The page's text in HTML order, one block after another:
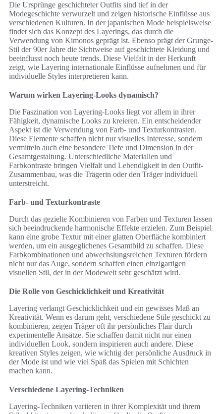
Die Ursprünge geschichteter Outfits sind tief in der
Modegeschichte verwurzelt und zeigen historische Einflüsse aus
verschiedenen Kulturen. In der japanischen Mode beispielsweise
findet sich das Konzept des Layerings, das durch die
Verwendung von Kimonos geprägt ist. Ebenso prägt der Grunge-
Stil der 90er Jahre die Sichtweise auf geschichtete Kleidung und
beeinflusst noch heute trends. Diese Vielfalt in der Herkunft
zeigt, wie Layering internationale Einflüsse aufnehmen und für
individuelle Styles interpretieren kann.
Warum wirken Layering-Looks dynamisch?
Die Faszination von Layering-Looks liegt vor allem in ihrer
Fähigkeit, dynamische Looks zu kreieren. Ein entscheidender
Aspekt ist die Verwendung von Farb- und Texturkontrasten.
Diese Elemente schaffen nicht nur visuelles Interesse, sondern
vermitteln auch eine besondere Tiefe und Dimension in der
Gesamtgestaltung. Unterschiedliche Materialien und
Farbkontraste bringen Vielfalt und Lebendigkeit in den Outfit-
Zusammenbau, was die Trägerin oder den Träger individuell
unterstreicht.
Farb- und Texturkontraste
Durch das gezielte Kombinieren von Farben und Texturen lassen
sich beeindruckende harmonische Effekte erzielen. Zum Beispiel
kann eine grobe Textur mit einer glatten Oberfläche kombiniert
werden, um ein ausgeglichenes Gesamtbild zu schaffen. Diese
Farbkombinationen und abwechslungsreichen Texturen fördern
nicht nur das Auge, sondern schaffen einen einzigartigen
visuellen Stil, der in der Modewelt sehr geschätzt wird.
Die Rolle von Geschicklichkeit und Kreativität
Layering verlangt Geschicklichkeit und ein gewisses Maß an
Kreativität. Wenn es darum geht, verschiedene Stile geschickt zu
kombinieren, zeigen Träger oft ihr persönliches Flair durch
experimentelle Ansätze. Sie schaffen damit nicht nur einen
individuellen Look, sondern inspirieren auch andere. Diese
kreativen Styles zeigen, wie wichtig der persönliche Ausdruck in
der Mode ist und wie viel Spaß das Spielen mit Schichten
machen kann.
Verschiedene Layering-Techniken
Layering-Techniken variieren in ihrer Komplexität und ihrem